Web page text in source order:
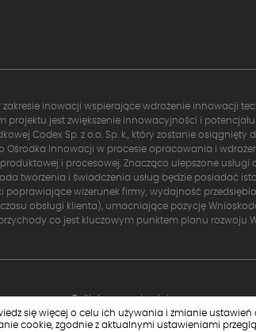
zakresie inowacji wspierające wdrożenie innowacji
projektu jest zwiększenie innowacyjności i
Codex Sp. z o.o. Sp. k., który zostanie osiągnięty
Ośrodka Innowacji w procesie opracowania i
i procesowej. Znacząco ulepszone usługi
tworzenia i świadczenia usług będzie posiadać
poprawiające wizerunek firmy, wydajność
obsługi klienta), umacniające pozycję
co jest kluczowym punktem planu rozwoju
Polityka prywatności
się więcej o celu ich używania i zmianie ustawień
cookie, zgodnie z aktualnymi ustawieniami